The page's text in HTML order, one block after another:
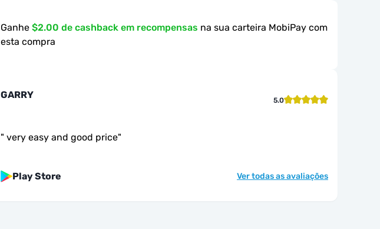
Ganhe $2.00 de cashback em recompensas na sua carteira MobiPay com
esta compra
GARRY 5.0
" very easy and good price"
Play Store Ver todas as avaliações